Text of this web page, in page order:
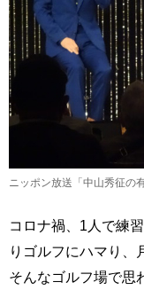
ニッポン放送「中山秀征の
コロナ禍、1人で練
りゴルフにハマり、
そんなゴルフ場で思